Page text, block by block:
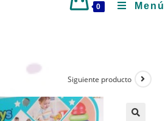
0 Menú
Siguiente producto